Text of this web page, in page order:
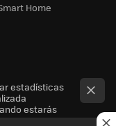
Home
estadísticas
estarás